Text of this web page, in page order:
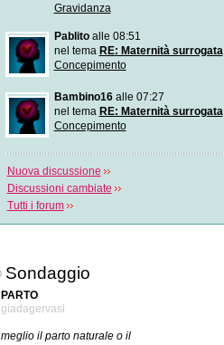
Gravidanza
Pablitoalle 08:51
nel tema RE: Maternità surrogata
Concepimento
Bambino16alle 07:27
nel tema RE: Maternità surrogata
Concepimento
Nuova discussione
Discussioni cambiate
Tutti i forum
Sondaggio
PARTO
giadagervasi
meglio il parto naturale o il